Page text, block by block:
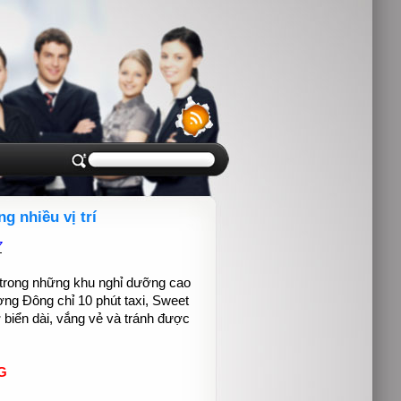
nhiều vị trí
những khu nghỉ dưỡng cao
Đông chỉ 10 phút taxi, Sweet
dài, vắng vẻ và tránh được